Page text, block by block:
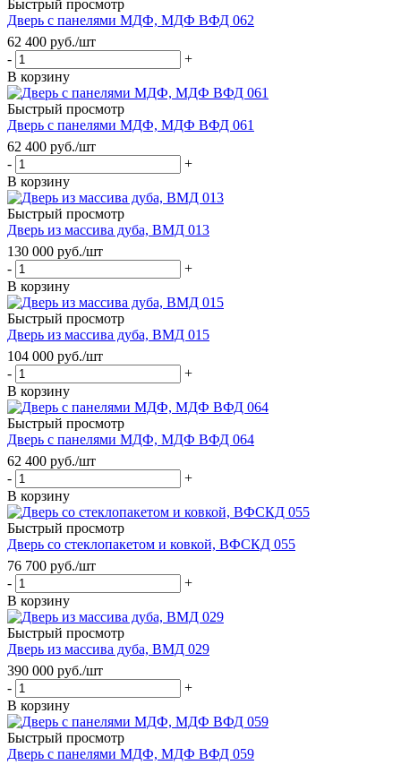
Быстрый просмотр
Дверь с панелями МДФ, МДФ ВФД 062
62 400 руб./шт
-
+
В корзину
Быстрый просмотр
Дверь с панелями МДФ, МДФ ВФД 061
62 400 руб./шт
-
+
В корзину
Быстрый просмотр
Дверь из массива дуба, ВМД 013
130 000 руб./шт
-
+
В корзину
Быстрый просмотр
Дверь из массива дуба, ВМД 015
104 000 руб./шт
-
+
В корзину
Быстрый просмотр
Дверь с панелями МДФ, МДФ ВФД 064
62 400 руб./шт
-
+
В корзину
Быстрый просмотр
Дверь со стеклопакетом и ковкой, ВФСКД 055
76 700 руб./шт
-
+
В корзину
Быстрый просмотр
Дверь из массива дуба, ВМД 029
390 000 руб./шт
-
+
В корзину
Быстрый просмотр
Дверь с панелями МДФ, МДФ ВФД 059